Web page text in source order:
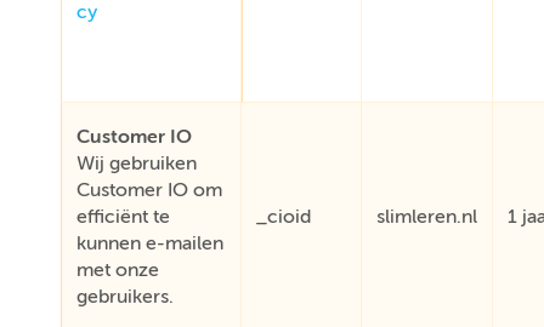
cy
Customer IO
Wij gebruiken
Customer IO om
efficiënt te
kunnen e-mailen
met onze
gebruikers.
_cioid slimleren.nl 1